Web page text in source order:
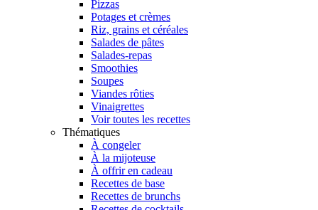
Pizzas
Potages et crèmes
Riz, grains et céréales
Salades de pâtes
Salades-repas
Smoothies
Soupes
Viandes rôties
Vinaigrettes
Voir toutes les recettes
Thématiques
À congeler
À la mijoteuse
À offrir en cadeau
Recettes de base
Recettes de brunchs